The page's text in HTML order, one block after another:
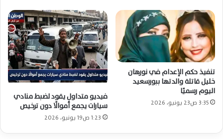
تنفيذ حكم الإعدام في نورهان
خليل قاتلة والدتها ببورسعيد
اليوم رسميًا
3:35 ص23 يونيو، 2026
فيديو متداول يقود لضبط منادي
سيارات يجمع أموالًا دون ترخيص
1:23 ص19 يونيو، 2026